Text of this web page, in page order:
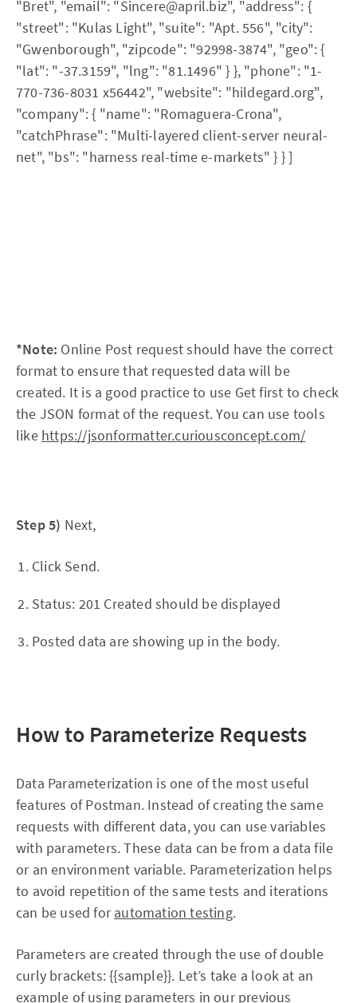
"Bret", "email": "Sincere@april.biz", "address": {
"street": "Kulas Light", "suite": "Apt. 556", "city":
"Gwenborough", "zipcode": "92998-3874", "geo": {
"lat": "-37.3159", "lng": "81.1496" } }, "phone": "1-
770-736-8031 x56442", "website": "hildegard.org",
"company": { "name": "Romaguera-Crona",
"catchPhrase": "Multi-layered client-server neural-
net", "bs": "harness real-time e-markets" } } ]
*Note: Online Post request should have the correct
format to ensure that requested data will be
created. It is a good practice to use Get first to check
the JSON format of the request. You can use tools
like https://jsonformatter.curiousconcept.com/
Step 5) Next,
Click Send.
Status: 201 Created should be displayed
Posted data are showing up in the body.
How to Parameterize Requests
Data Parameterization is one of the most useful
features of Postman. Instead of creating the same
requests with different data, you can use variables
with parameters. These data can be from a data file
or an environment variable. Parameterization helps
to avoid repetition of the same tests and iterations
can be used forautomation testing.
Parameters are created through the use of double
curly brackets: {{sample}}. Let’s take a look at an
example of using parameters in our previous